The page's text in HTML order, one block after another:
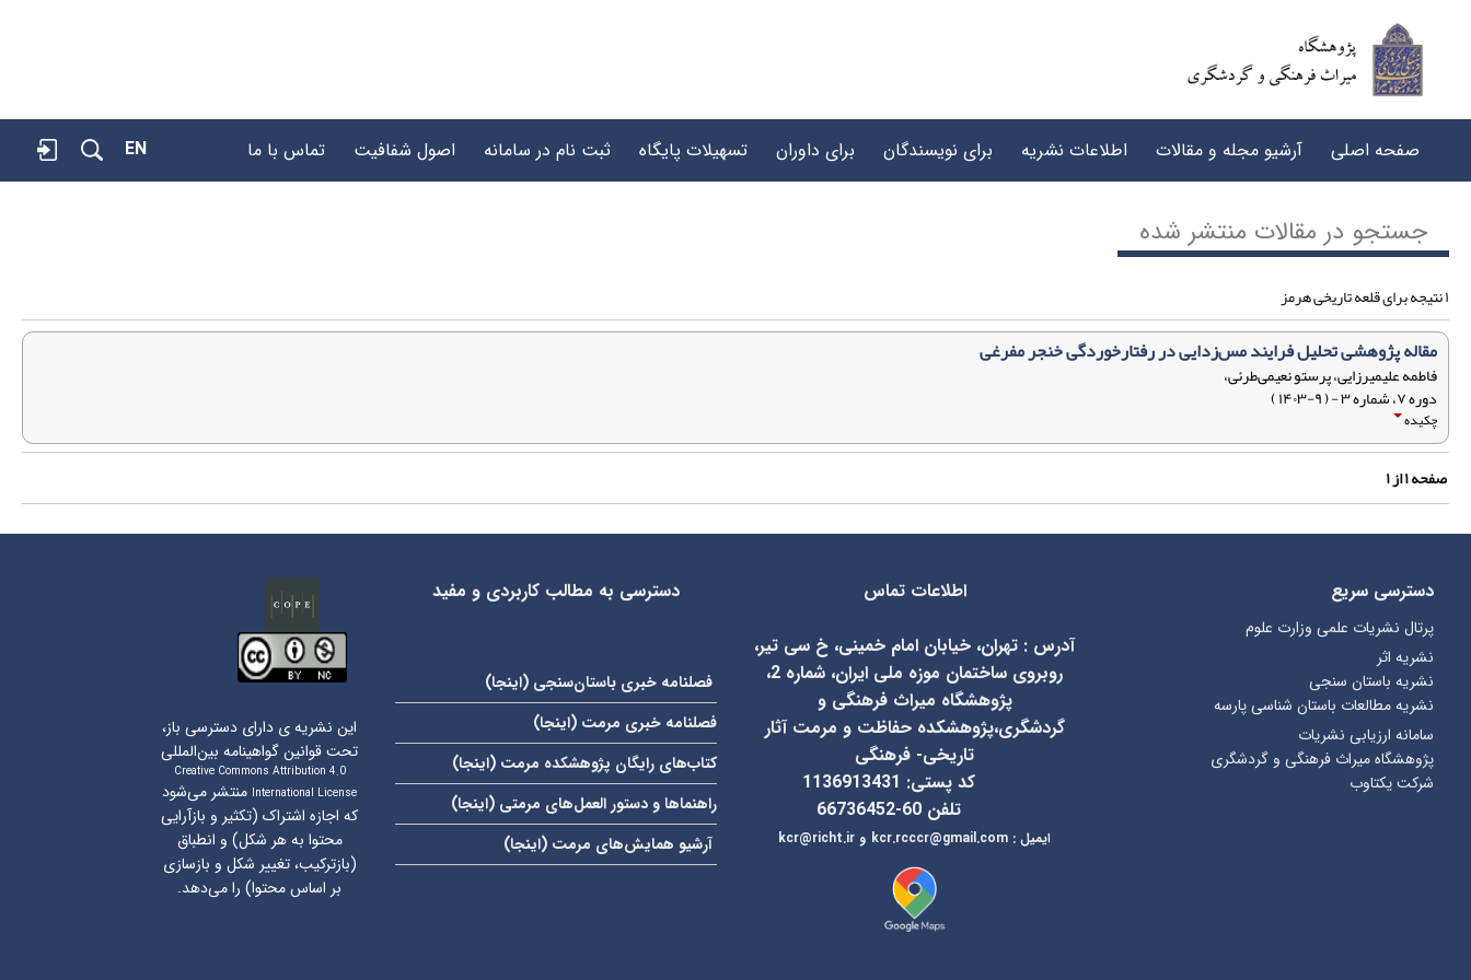
صفحه اصلی آرشیو مجله و مقالات اطلاعات نشریه برای نویسندگان برای داوران تسهیلات پایگاه ثبت نام در سامانه اصول شفافیت تماس با ما EN
جستجو در مقالات منتشر شده
۱ نتیجه برای قلعه تاریخی هرمز
مقاله پژوهشی تحلیل فرایند مس‌زدایی در رفتارخوردگی خنجر مفرغی
فاطمه علیمیرزایی، پرستو نعیمی‌طرئی،
دوره ۷، شماره ۳ - ( ۹-۱۴۰۳ )
چکیده
صفحه۱از۱
دسترسی سریع
پرتال نشریات علمی وزارت علوم
نشریه اثر
نشریه باستان سنجی
نشریه مطالعات باستان شناسی پارسه
سامانه ارزیابی نشریات
پژوهشگاه میراث فرهنگی و گردشگری
شرکت یکتاوب
اطلاعات تماس
آدرس : تهران، خیابان امام خمینی، خ سی تیر،
روبروی ساختمان موزه ملی ایران، شماره 2،
پژوهشگاه میراث فرهنگی و
گردشگری،پژوهشکده حفاظت و مرمت آثار
تاریخی- فرهنگی
کد پستی: 1136913431
تلفن 60-66736452
ایمیل: و kcr.rcccr@gmail.com
دسترسی به مطالب کاربردی و مفید
فصلنامه خبری باستان‌سنجی (اینجا)
فصلنامه خبری مرمت (اینجا)
کتاب‌های رایگان پژوهشکده مرمت (اینجا)
راهنماها و دستور العمل‌های مرمتی (اینجا)
آرشیو همایش‌های مرمت (اینجا)
این نشریه ی دارای دسترسی باز،
تحت قوانین گواهینامه بین‌المللی
Creative Commons Attribution 4.0
International License منتشر می‌شود
که اجازه اشتراک (تکثیر و بازآرایی
محتوا به هر شکل) و انطباق
(بازترکیب، تغییر شکل و بازسازی
بر اساس محتوا) را می‌دهد.